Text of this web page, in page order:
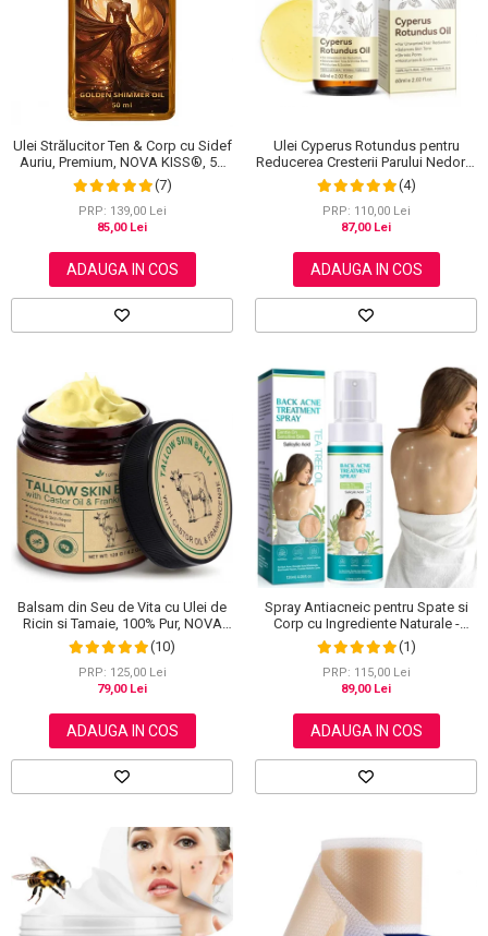
Scrub / Balsam de buze
Netestate pe Animale
Ulei Strălucitor Ten & Corp cu Sidef
Auriu, Premium, NOVA KISS®, 50
ml
(7)
PRP: 139,00 Lei
85,00 Lei
ADAUGA IN COS
Ulei Cyperus Rotundus pentru
Reducerea Cresterii Parului Nedorit,
100% Formula Naturala, NOVA
KISS®, 60 ml
(4)
PRP: 110,00 Lei
87,00 Lei
ADAUGA IN COS
Balsam din Seu de Vita cu Ulei de
Ricin si Tamaie, 100% Pur, NOVA
KISS®, 120 g(10)
PRP: 125,00 Lei
79,00 Lei
ADAUGA IN COS
Spray Antiacneic pentru Spate si
Corp cu Ingrediente Naturale -
Reduce Cosurile si Excesul de
Sebum, 120 ml
(1)
PRP: 115,00 Lei
89,00 Lei
ADAUGA IN COS